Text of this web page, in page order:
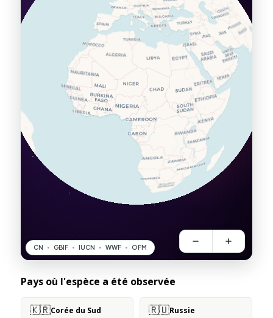
Pays où l'espèce a été observée
🇰🇷Corée du Sud 🇷🇺Russie